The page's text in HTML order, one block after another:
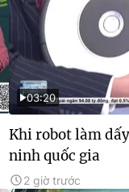
03:20
Khi robot làm
ninh quốc gia
2 giờ trước